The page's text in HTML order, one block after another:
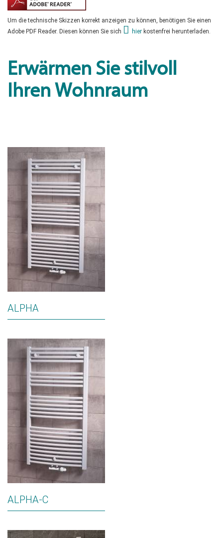
Um die technische Skizzen korrekt anzeigen zu können, benötigen Sie einen
Adobe PDF Reader. Diesen können Sie sich
hier kostenfrei herunterladen.
Erwärmen Sie stilvoll
Ihren Wohnraum
ALPHA
ALPHA-C